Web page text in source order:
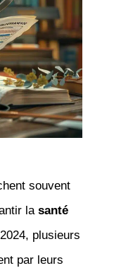
souvent
la santé
plusieurs
par leurs